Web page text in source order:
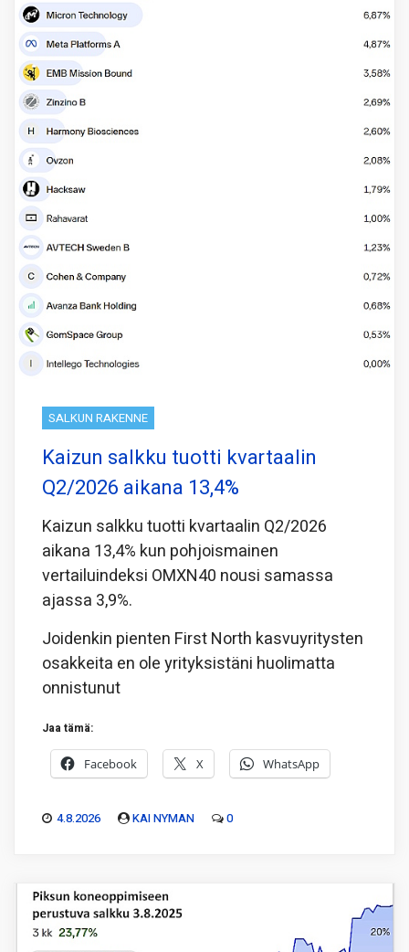
SALKUN RAKENNE
Kaizun salkku tuotti kvartaalin
Q2/2026 aikana 13,4%
Kaizun salkku tuotti kvartaalin Q2/2026
aikana 13,4% kun pohjoismainen
vertailuindeksi OMXN40 nousi samassa
ajassa 3,9%.
Joidenkin pienten First North kasvuyritysten
osakkeita en ole yrityksistäni huolimatta
onnistunut
Jaa tämä:
Facebook X WhatsApp
4.8.2026 KAI NYMAN 0